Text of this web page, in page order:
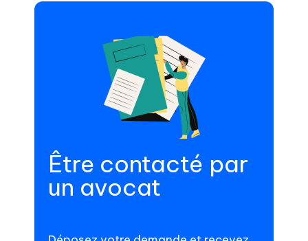
Être contacté par
un avocat